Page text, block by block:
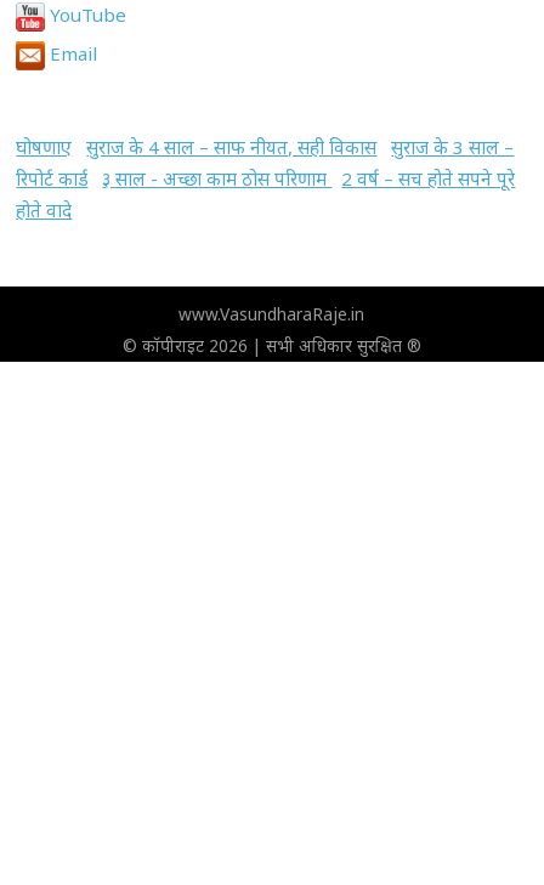
YouTube
Email
घोषणाए सुराज के 4 साल – साफ नीयत, सही विकास सुराज के 3 साल –
रिपोर्ट कार्ड
३ साल - अच्छा काम ठोस परिणाम
2 वर्ष – सच होते सपने पूरे
होते वादे
www.VasundharaRaje.in
© कॉपीराइट 2026 | सभी अधिकार सुरक्षित ®